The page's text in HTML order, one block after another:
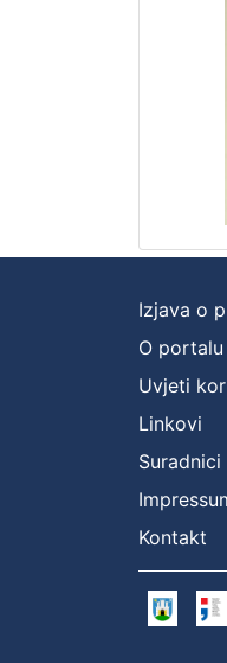
Izjava o
O portalu
Uvjeti
Linkovi
Suradnici
Kontakt